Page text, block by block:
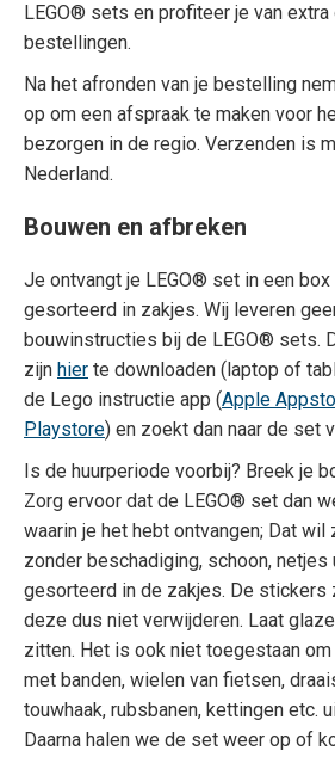
LEGO® sets en profiteer je van
bestellingen.
Na het afronden van je bestelling
op om een afspraak te maken voor
bezorgen in de regio. Verzenden is
Nederland.
Bouwen en afbreken
Je ontvangt je LEGO® set in een
gesorteerd in zakjes. Wij leveren
bouwinstructies bij de LEGO® sets.
zijn hier te downloaden (laptop of
de Lego instructie app (Apple
Playstore) en zoekt dan naar de set
Is de huurperiode voorbij? Breek je
Zorg ervoor dat de LEGO® set dan
waarin je het hebt ontvangen; Dat
zonder beschadiging, schoon, netjes
gesorteerd in de zakjes. De stickers
deze dus niet verwijderen. Laat
zitten. Het is ook niet toegestaan
met banden, wielen van fietsen,
touwhaak, rubsbanen, kettingen etc.
Daarna halen we de set weer op of